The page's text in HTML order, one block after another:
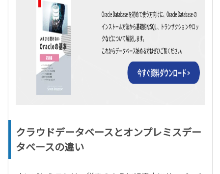
クラウドデータベースとオンプレミスデー
タベースの違い